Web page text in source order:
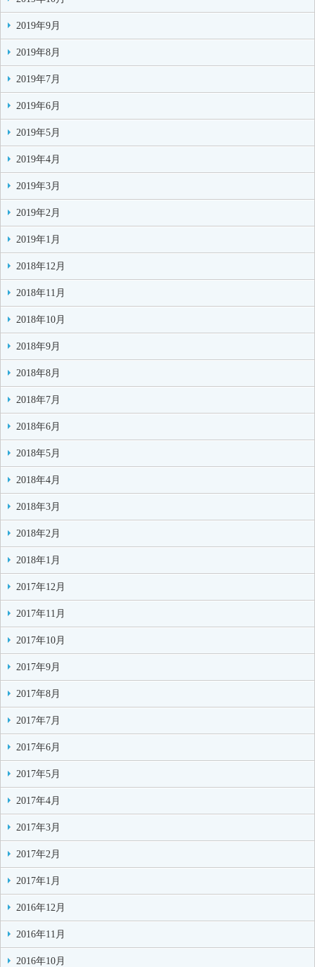
2019年9月
2019年8月
2019年7月
2019年6月
2019年5月
2019年4月
2019年3月
2019年2月
2019年1月
2018年12月
2018年11月
2018年10月
2018年9月
2018年8月
2018年7月
2018年6月
2018年5月
2018年4月
2018年3月
2018年2月
2018年1月
2017年12月
2017年11月
2017年10月
2017年9月
2017年8月
2017年7月
2017年6月
2017年5月
2017年4月
2017年3月
2017年2月
2017年1月
2016年12月
2016年11月
2016年10月